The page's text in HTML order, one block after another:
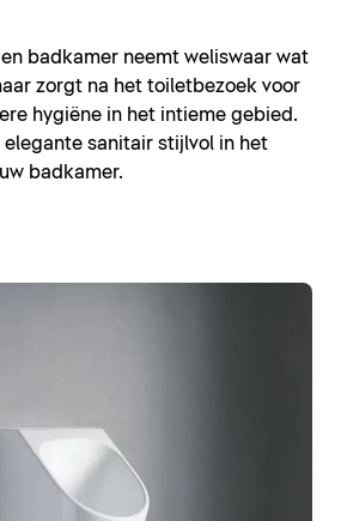
badkamer neemt weliswaar wat
zorgt na het toiletbezoek voor
hygiëne in het intieme gebied.
sanitair stijlvol in het
badkamer.